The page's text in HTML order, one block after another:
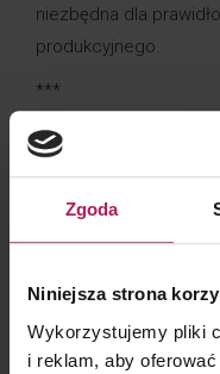
Zgoda
Niniejsza strona
Wykorzystujemy pliki
i reklam, aby
niezbędna dla
produkcyjnego.
***
>>
ogranicza-korzysci-z-
KONTAKT DLA